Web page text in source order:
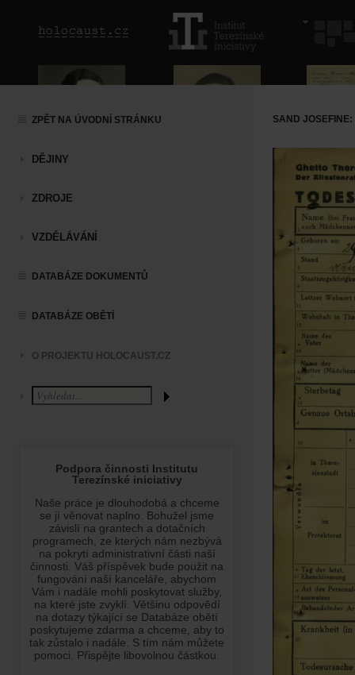
ZPĚT NA ÚVODNÍ STRÁNKU
DĚJINY
ZDROJE
VZDĚLÁVÁNÍ
DATABÁZE DOKUMENTŮ
DATABÁZE OBĚTÍ
O PROJEKTU HOLOCAUST.CZ
SAND JOSEFINE: